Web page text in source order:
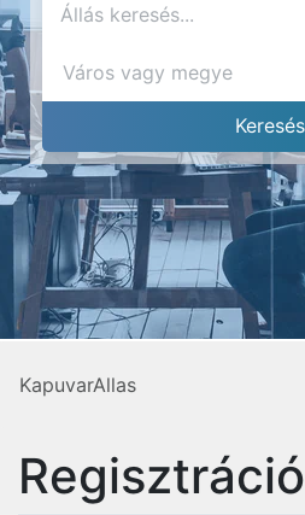
KapuvarAllas
Regisztráció